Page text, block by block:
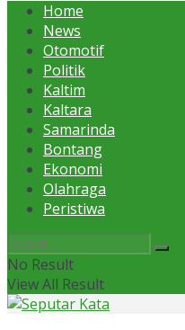
Home
News
Otomotif
Politik
Kaltim
Kaltara
Samarinda
Bontang
Ekonomi
Olahraga
Peristiwa
No Result
View All Result